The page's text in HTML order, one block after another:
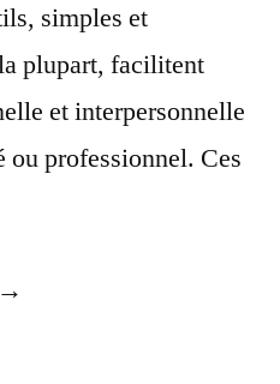
simples et
plupart, facilitent
et interpersonnelle
ou professionnel. Ces
« 10